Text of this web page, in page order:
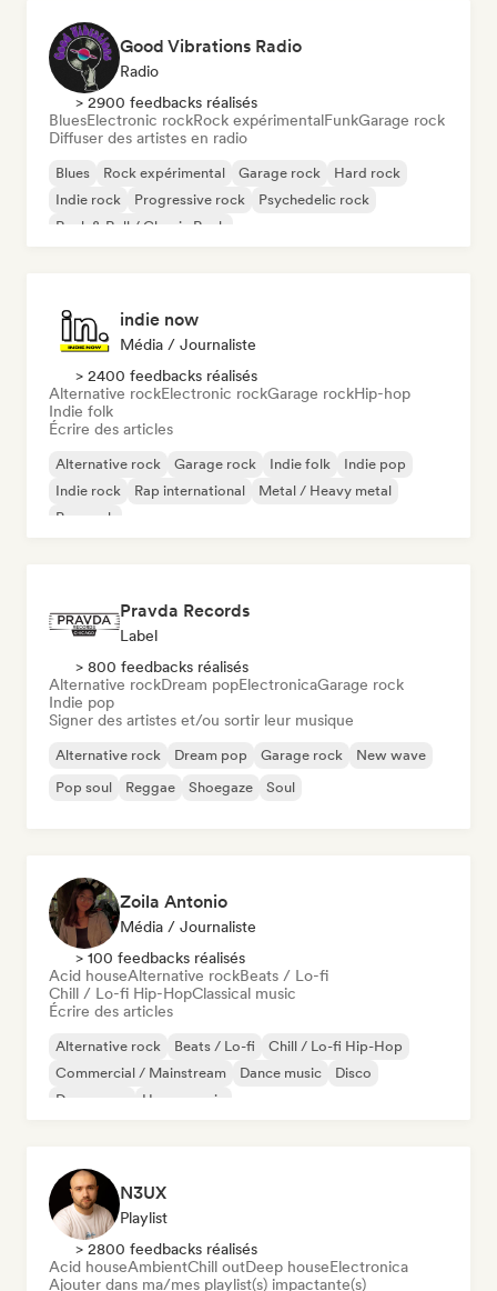
Good Vibrations Radio
Radio
> 2900 feedbacks réalisés
BluesElectronic rockRock expérimentalFunkGarage rock
Diffuser des artistes en radio
Blues Rock expérimental Garage rock
Hard rock
Indie rock
Progressive rock
Psychedelic rock
Rock & Roll / Classic Rock
indie now
Média / Journaliste
> 2400 feedbacks réalisés
Alternative rockElectronic rockGarage rockHip-hop
Indie folk
Écrire des articles
Alternative rock Garage rock Indie folk
Indie pop
Indie rock
Rap international
Metal / Heavy metal
Pop rock
Pravda Records
Label
> 800 feedbacks réalisés
Alternative rockDream popElectronicaGarage rock
Indie pop
Signer des artistes et/ou sortir leur musique
Alternative rock Dream pop Garage rock
New wave
Pop soul
Reggae Shoegaze Soul
Zoila Antonio
Média / Journaliste
> 100 feedbacks réalisés
Acid houseAlternative rockBeats / Lo-fi
Chill / Lo-fi Hip-HopClassical music
Écrire des articles
Alternative rock Beats / Lo-fi
Chill / Lo-fi Hip-Hop
Commercial / Mainstream
Dance music
Disco
Dream pop
House music
N3UX
Playlist
> 2800 feedbacks réalisés
Acid houseAmbientChill outDeep houseElectronica
Ajouter dans ma/mes playlist(s) impactante(s)